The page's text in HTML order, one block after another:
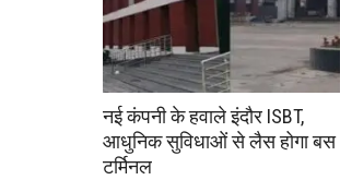
नई कंपनी के हवाले इंदौर ISBT,
आधुनिक सुविधाओं से लैस होगा बस
टर्मिनल